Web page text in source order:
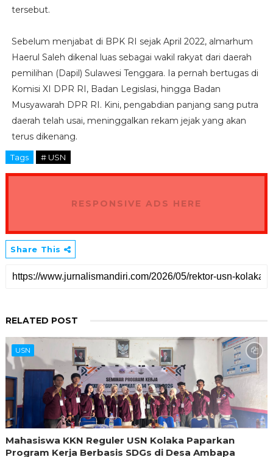
tersebut.
Sebelum menjabat di BPK RI sejak April 2022, almarhum
Haerul Saleh dikenal luas sebagai wakil rakyat dari daerah
pemilihan (Dapil) Sulawesi Tenggara. Ia pernah bertugas di
Komisi XI DPR RI, Badan Legislasi, hingga Badan
Musyawarah DPR RI. Kini, pengabdian panjang sang putra
daerah telah usai, meninggalkan rekam jejak yang akan
terus dikenang.
Tags # USN
RESPONSIVE ADS HERE
Share This
RELATED POST
USN
Mahasiswa KKN Reguler USN Kolaka Paparkan
Program Kerja Berbasis SDGs di Desa Ambapa